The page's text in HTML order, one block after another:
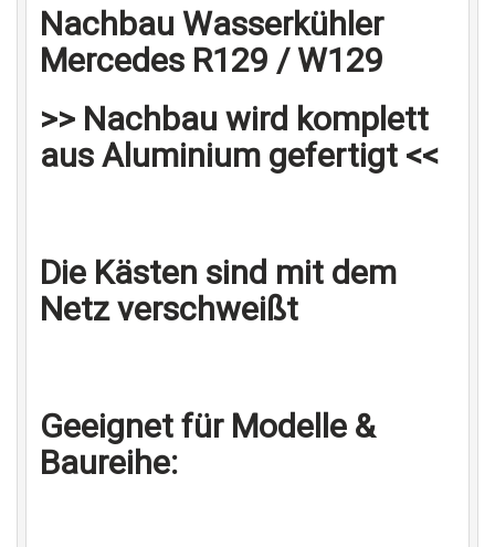
Nachbau Wasserkühler
Mercedes R129 / W129
>> Nachbau wird komplett
aus Aluminium gefertigt <<
Die Kästen sind mit dem
Netz verschweißt
Geeignet für Modelle &
Baureihe: